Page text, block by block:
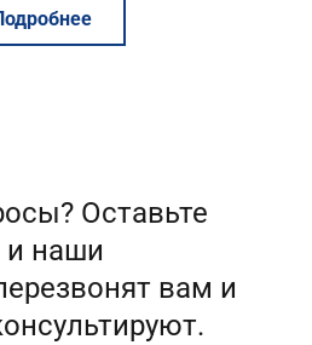
Оставьте
и наши
вам и